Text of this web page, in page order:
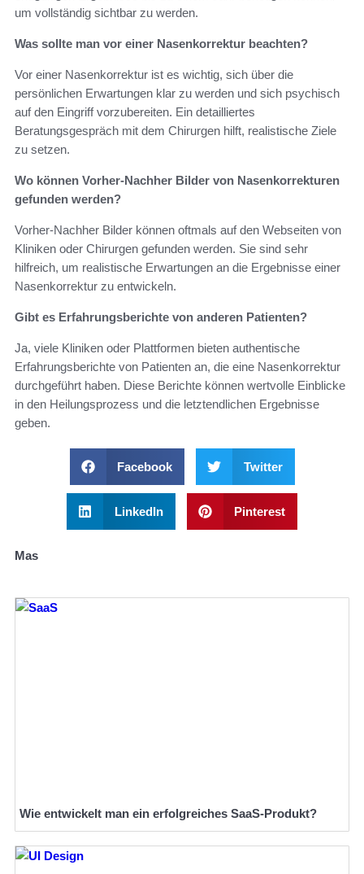
um vollständig sichtbar zu werden.
Was sollte man vor einer Nasenkorrektur beachten?
Vor einer Nasenkorrektur ist es wichtig, sich über die
persönlichen Erwartungen klar zu werden und sich psychisch
auf den Eingriff vorzubereiten. Ein detailliertes
Beratungsgespräch mit dem Chirurgen hilft, realistische Ziele
zu setzen.
Wo können Vorher-Nachher Bilder von Nasenkorrekturen
gefunden werden?
Vorher-Nachher Bilder können oftmals auf den Webseiten von
Kliniken oder Chirurgen gefunden werden. Sie sind sehr
hilfreich, um realistische Erwartungen an die Ergebnisse einer
Nasenkorrektur zu entwickeln.
Gibt es Erfahrungsberichte von anderen Patienten?
Ja, viele Kliniken oder Plattformen bieten authentische
Erfahrungsberichte von Patienten an, die eine Nasenkorrektur
durchgeführt haben. Diese Berichte können wertvolle Einblicke
in den Heilungsprozess und die letztendlichen Ergebnisse
geben.
Facebook Twitter
LinkedIn Pinterest
Mas
Wie entwickelt man ein erfolgreiches SaaS-Produkt?